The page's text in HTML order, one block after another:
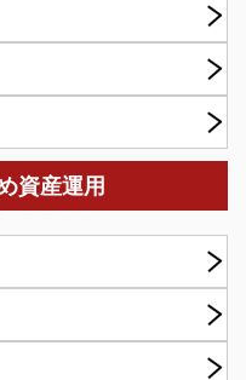
資産運用